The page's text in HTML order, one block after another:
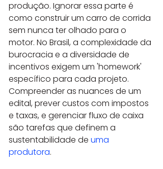
produção. Ignorar essa parte é
como construir um carro de corrida
sem nunca ter olhado para o
motor. No Brasil, a complexidade da
burocracia e a diversidade de
incentivos exigem um 'homework'
específico para cada projeto.
Compreender as nuances de um
edital, prever custos com impostos
e taxas, e gerenciar fluxo de caixa
são tarefas que definem a
sustentabilidade de uma
produtora.